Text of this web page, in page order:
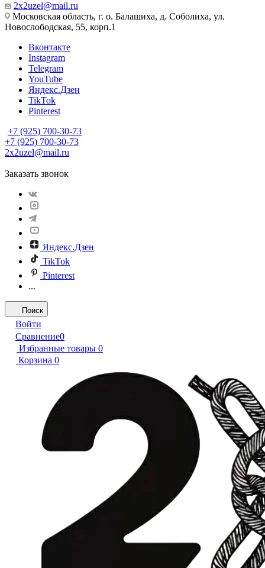
2x2uzel@mail.ru
Московская область, г. о. Балашиха, д. Соболиха, ул.
Новослободская, 55, корп.1
Вконтакте
Instagram
Telegram
YouTube
Яндекс.Дзен
TikTok
Pinterest
+7 (925) 700-30-73
+7 (925) 700-30-73
2x2uzel@mail.ru
Заказать звонок
Яндекс.Дзен
TikTok
Pinterest
...
Поиск
Войти
Сравнение0
Избранные товары 0
Корзина 0